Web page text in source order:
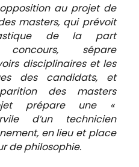
opposition au projet de
masters, qui prévoit
de la part
sépare
disciplinaires et les
des candidats, et
des masters
prépare une «
d’un technicien
en lieu et place
de philosophie.